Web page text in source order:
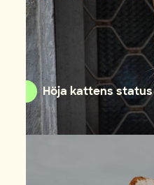
Höja kattens status